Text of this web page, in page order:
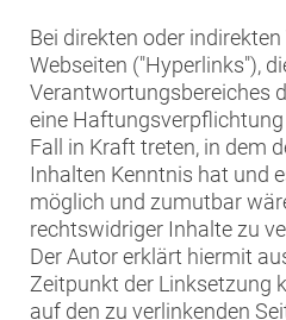
Bei direkten oder
Webseiten ("Hyperlinks"),
Verantwortungsbereiches
eine
Fall in Kraft treten, in dem
Inhalten Kenntnis hat und
möglich und zumutbar
rechtswidriger Inhalte zu
Der Autor erklärt hiermit
Zeitpunkt der Linksetzung
auf den zu verlinkenden